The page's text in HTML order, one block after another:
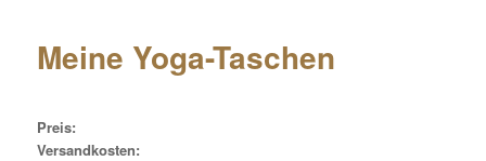
Meine Yoga-Taschen
Preis:
Versandkosten: